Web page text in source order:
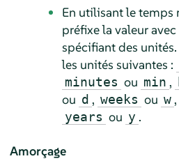
En utilisant le temps
préfixe la valeur
spécifiant des
les unités suivantes :
minutes ou min ,
ou d , weeks ou w ,
years ou y .
Amorçage